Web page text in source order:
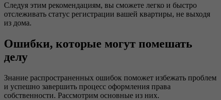
Следуя этим рекомендациям, вы сможете легко и быстро
отслеживать статус регистрации вашей квартиры, не выходя
из дома.
Ошибки, которые могут помешать
делу
Знание распространенных ошибок поможет избежать проблем
и успешно завершить процесс оформления права
собственности. Рассмотрим основные из них.